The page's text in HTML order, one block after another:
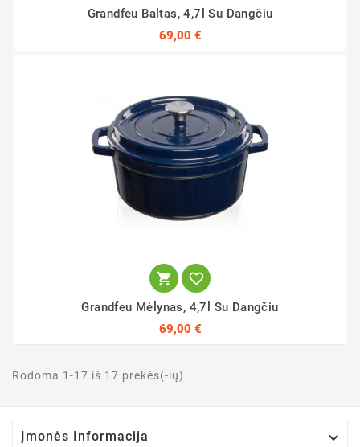
Grandfeu Baltas, 4,7l Su Dangčiu
69,00 €
 
Grandfeu Mėlynas, 4,7l Su Dangčiu
69,00 €
Rodoma 1-17 iš 17 prekės(-ių)
Įmonės Informacija 